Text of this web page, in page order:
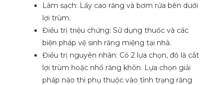
Làm sạch: Lấy cao răng và bơm rửa bên dưới
lợi trùm.
Điều trị triệu chứng: Sử dụng thuốc và các
biện pháp vệ sinh răng miệng tại nhà.
Điều trị nguyên nhân: Có 2 lựa chọn, đó là cắt
lợi trùm hoặc nhổ răng khôn. Lựa chọn giải
pháp nào thì phụ thuộc vào tình trạng răng